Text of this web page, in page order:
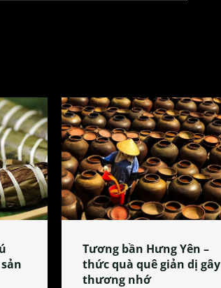
Tương bần Hưng Yên –
thức quà quê giản dị gây
thương nhớ